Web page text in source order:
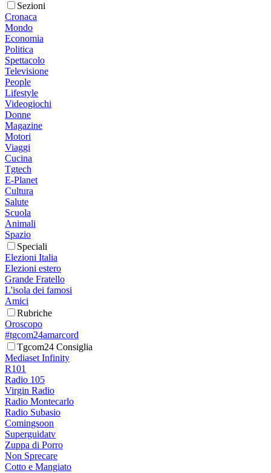
Sezioni
Cronaca
Mondo
Economia
Politica
Spettacolo
Televisione
People
Lifestyle
Videogiochi
Donne
Magazine
Motori
Viaggi
Cucina
Tgtech
E-Planet
Cultura
Salute
Scuola
Animali
Spazio
Speciali
Elezioni Italia
Elezioni estero
Grande Fratello
L'isola dei famosi
Amici
Rubriche
Oroscopo
#tgcom24amarcord
Tgcom24 Consiglia
Mediaset Infinity
R101
Radio 105
Virgin Radio
Radio Montecarlo
Radio Subasio
Comingsoon
Superguidatv
Zuppa di Porro
Non Sprecare
Cotto e Mangiato